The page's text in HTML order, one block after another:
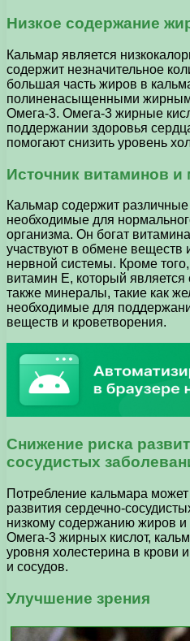
Низкое содержание
Кальмар является
содержит незначительное
большая часть жиров в
полиненасыщенными
Омега-3. Омега-3 жирные
поддержании здоровья
помогают снизить уровень
Источник витаминов и
Кальмар содержит
необходимые для
организма. Он богат
участвуют в обмене веществ
нервной системы. Кроме
витамин E, который
также минералы, такие как
необходимые для
веществ и кроветворения.
Снижение риска
сосудистых
Потребление кальмара может
развития сердечно-
низкому содержанию жиров
Омега-3 жирных кислот,
уровня холестерина в крови
и сосудов.
Улучшение зрения